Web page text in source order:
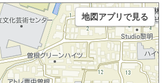
地図アプリで見る